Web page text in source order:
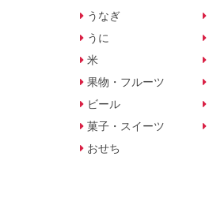
うなぎ
うに
米
果物・フルーツ
ビール
菓子・スイーツ
おせち